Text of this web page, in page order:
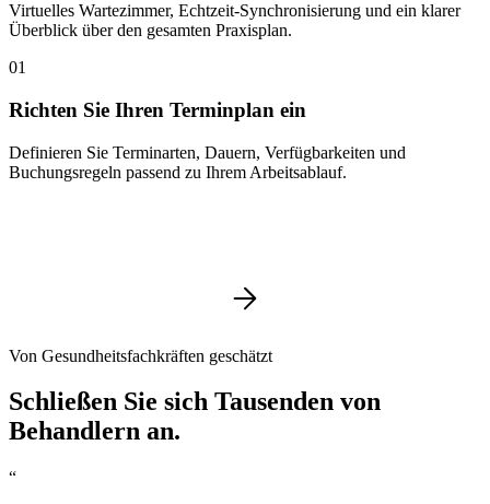
Virtuelles Wartezimmer, Echtzeit-Synchronisierung und ein klarer
Überblick über den gesamten Praxisplan.
01
Richten Sie Ihren Terminplan ein
Definieren Sie Terminarten, Dauern, Verfügbarkeiten und
Buchungsregeln passend zu Ihrem Arbeitsablauf.
Von Gesundheitsfachkräften geschätzt
Schließen Sie sich Tausenden von
Behandlern an.
“